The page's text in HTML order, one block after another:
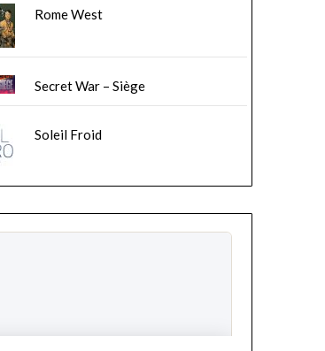
Rome West
Secret War – Siège
Soleil Froid